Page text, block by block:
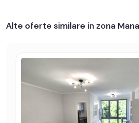
Alte oferte similare in zona